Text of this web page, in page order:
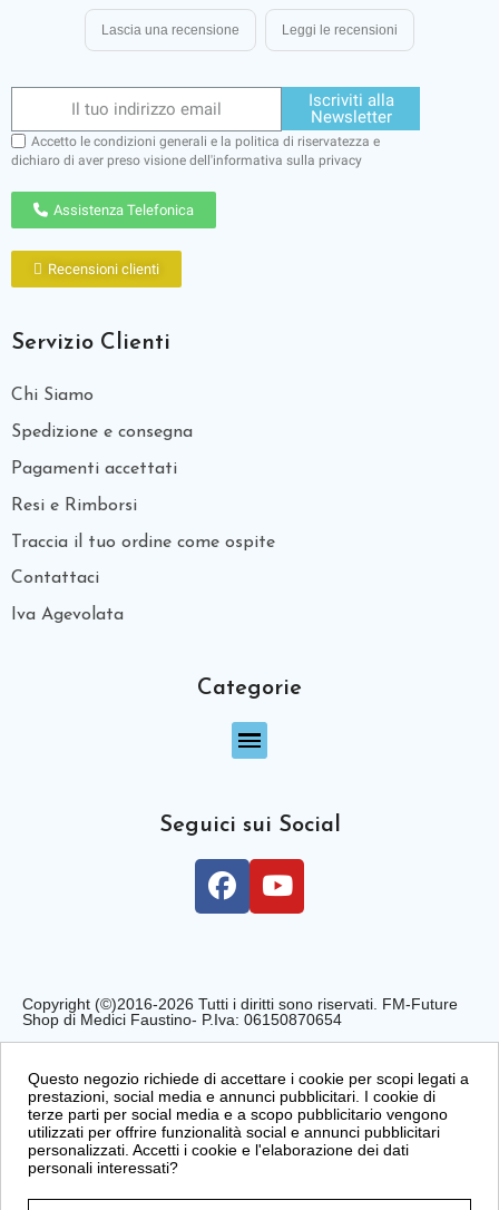
Lascia una recensione Leggi le recensioni
Iscriviti alla
Newsletter
Accetto le condizioni generali e la politica di riservatezza e
dichiaro di aver preso visione dell'informativa sulla privacy
Assistenza Telefonica
Recensioni clienti
Servizio Clienti
Chi Siamo
Spedizione e consegna
Pagamenti accettati
Resi e Rimborsi
Traccia il tuo ordine come ospite
Contattaci
Iva Agevolata
Categorie
Seguici sui Social
Copyright (©)2016-2026 Tutti i diritti sono riservati. FM-Future
Shop di Medici Faustino- P.Iva: 06150870654
Questo negozio richiede di accettare i cookie per scopi legati a
prestazioni, social media e annunci pubblicitari. I cookie di
terze parti per social media e a scopo pubblicitario vengono
utilizzati per offrire funzionalità social e annunci pubblicitari
personalizzati. Accetti i cookie e l'elaborazione dei dati
personali interessati?